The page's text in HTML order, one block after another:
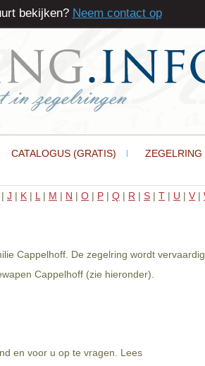
CATALOGUS (GRATIS) ZEGELRING
| J | K | L | M | N | O | P | Q | R | S | T | U | V |
Cappelhoff. De zegelring wordt
Cappelhoff (zie hieronder).
en voor u op te vragen. Lees
bekijken? Neem contact op